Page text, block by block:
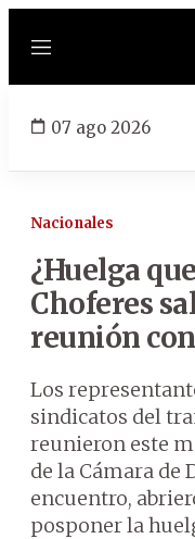
Menú
07 ago 2026
Nacionales
¿Huelga
Choferes
reunión
Los
sindicatos del
reunieron este
de la Cámara de
encuentro,
posponer la